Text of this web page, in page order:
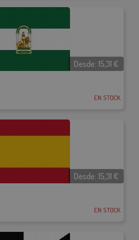
Desde:15,31 €
EN STOCK
Desde:15,31 €
EN STOCK